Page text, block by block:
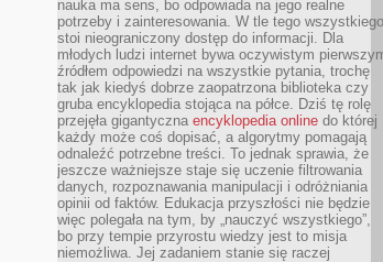
nauka ma sens, bo odpowiada na jego realne
potrzeby i zainteresowania. W tle tego wszystkiego
stoi nieograniczony dostęp do informacji. Dla
młodych ludzi internet bywa oczywistym
źródłem odpowiedzi na wszystkie pytania, trochę
tak jak kiedyś dobrze zaopatrzona biblioteka czy
gruba encyklopedia stojąca na półce. Dziś tę rolę
przejęła gigantyczna encyklopedia online do której
każdy może coś dopisać, a algorytmy pomagają
odnaleźć potrzebne treści. To jednak sprawia, że
jeszcze ważniejsze staje się uczenie filtrowania
danych, rozpoznawania manipulacji i odróżniania
opinii od faktów. Edukacja przyszłości nie będzie
więc polegała na tym, by „nauczyć wszystkiego”,
bo przy tempie przyrostu wiedzy jest to misja
niemożliwa. Jej zadaniem stanie się raczej